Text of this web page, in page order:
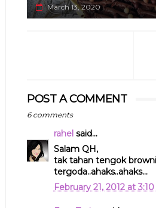
March 13, 2020
POST A COMMENT
6 comments
rahelsaid...
Salam QH,
tak tahan tengok
tergoda..ahaks..ahaks...
February 21, 2012 at